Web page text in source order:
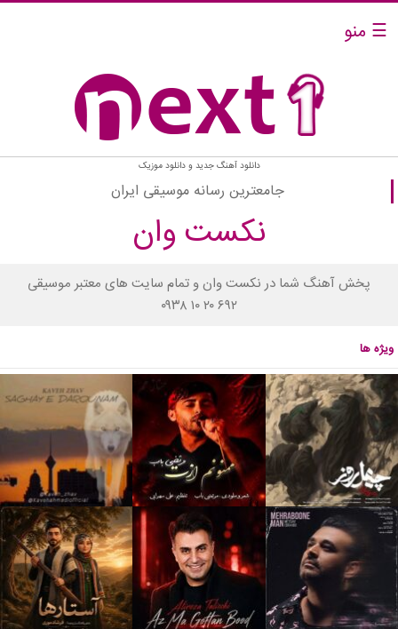
☰ منو
دانلود آهنگ جدید و دانلود موزیک
جامعترین رسانه موسیقی ایران
نکست وان
پخش آهنگ شما در نکست وان و تمام سایت های معتبر موسیقی
۰۹۳۸ ۱۰ ۲۰ ۶۹۲
ویژه ها